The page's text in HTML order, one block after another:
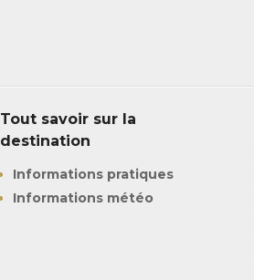
Tout savoir sur la
destination
Informations pratiques
Informations météo